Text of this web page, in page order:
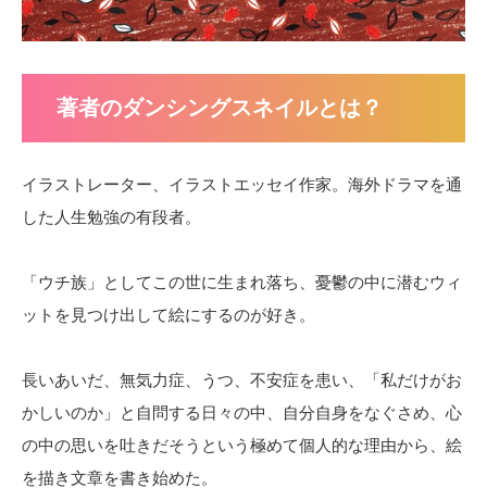
著者のダンシングスネイルとは？
イラストレーター、イラストエッセイ作家。海外ドラマを通
した人生勉強の有段者。
「ウチ族」としてこの世に生まれ落ち、憂鬱の中に潜むウィ
ットを見つけ出して絵にするのが好き。
長いあいだ、無気力症、うつ、不安症を患い、「私だけがお
かしいのか」と自問する日々の中、自分自身をなぐさめ、心
の中の思いを吐きだそうという極めて個人的な理由から、絵
を描き文章を書き始めた。